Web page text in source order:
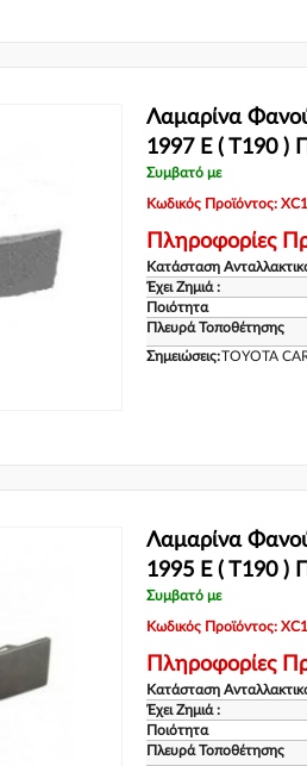
Λαμαρίνα
1997 E ( T190 )
Συμβατό με
Κωδικός Προϊόντος:
Πληροφορίες
Κατάσταση
Έχει Ζημιά :
Ποιότητα
Πλευρά Τοποθέτησης
Σημειώσεις:TOYOTA
Λαμαρίνα
1995 E ( T190 )
Συμβατό με
Κωδικός Προϊόντος:
Πληροφορίες
Κατάσταση
Έχει Ζημιά :
Ποιότητα
Πλευρά Τοποθέτησης